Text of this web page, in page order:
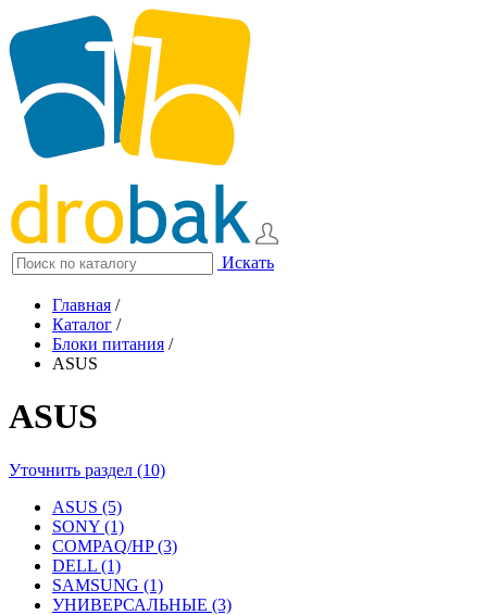
Искать
Главная /
Каталог /
Блоки питания /
ASUS
ASUS
Уточнить раздел (10)
ASUS (5)
SONY (1)
COMPAQ/HP (3)
DELL (1)
SAMSUNG (1)
УНИВЕРСАЛЬНЫЕ (3)